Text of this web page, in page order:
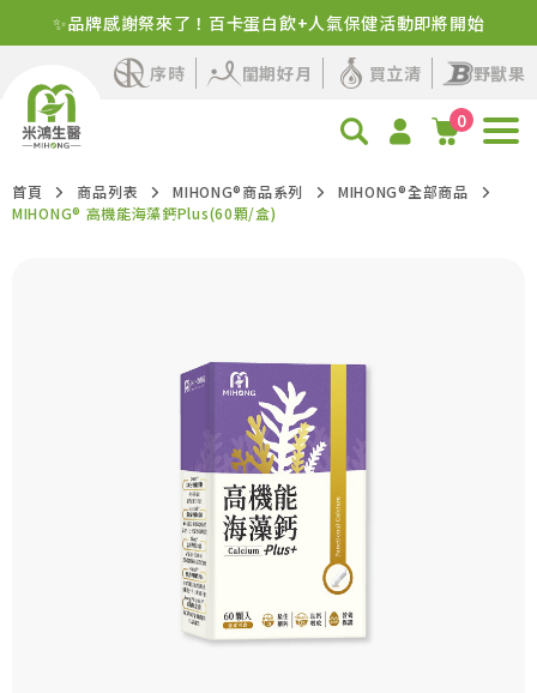
✨品牌感謝祭來了！百卡蛋白飲+人氣保健活動即將開始
新客首購！明星商品+1元多1件
序時 閨期好月 買立清
野獸果
0
首頁 商品列表 MIHONG®商品系列
MIHONG®全部商品
MIHONG® 高機能海藻鈣Plus(60顆/盒)